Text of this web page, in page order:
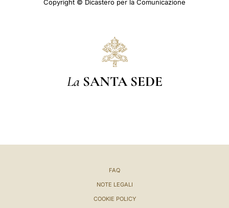
Copyright © Dicastero per la Comunicazione
La SANTA SEDE
FAQ
NOTE LEGALI
COOKIE POLICY